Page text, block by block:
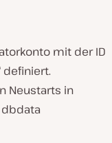
mit der ID
definiert.
Neustarts in